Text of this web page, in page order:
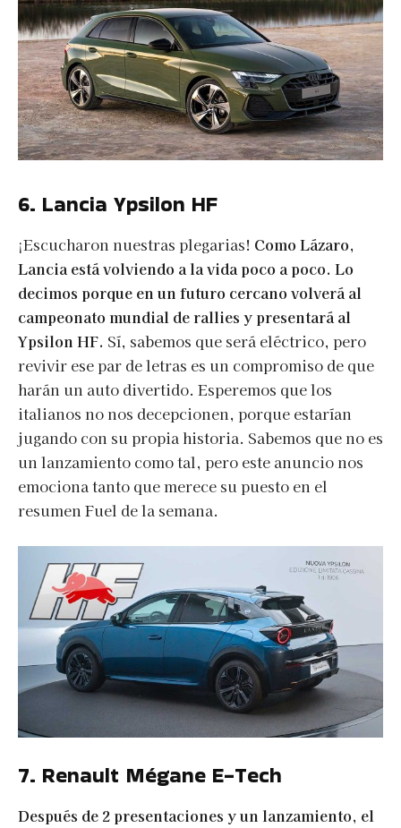
6. Lancia Ypsilon HF
¡Escucharon nuestras plegarias! Como Lázaro,
Lancia está volviendo a la vida poco a poco. Lo
decimos porque en un futuro cercano volverá al
campeonato mundial de rallies y presentará al
Ypsilon HF. Sí, sabemos que será eléctrico, pero
revivir ese par de letras es un compromiso de que
harán un auto divertido. Esperemos que los
italianos no nos decepcionen, porque estarían
jugando con su propia historia. Sabemos que no es
un lanzamiento como tal, pero este anuncio nos
emociona tanto que merece su puesto en el
resumen Fuel de la semana.
7. Renault Mégane E-Tech
Después de 2 presentaciones y un lanzamiento, el